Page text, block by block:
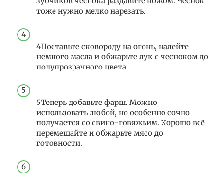
тоже нужно мелко нарезать.
4Поставьте сковороду на огонь, налейте
немного масла и обжарьте лук с чесноком до
полупрозрачного цвета.
5Теперь добавьте фарш. Можно
использовать любой, но особенно сочно
получается со свино-говяжьим. Хорошо всё
перемешайте и обжарьте мясо до
готовности.